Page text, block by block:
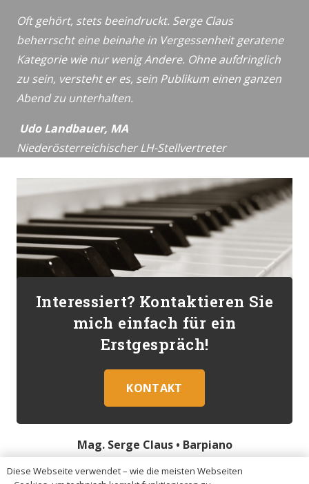
Oft gehört, stets beeindruckt. Serge Claus
beherrscht eine beinahe in Vergessenheit geratene
Kategorie wie nur wenig Andere. Ohne aufdringlich
zu sein, versteht er es, sein Publikum einen ganzen
Abend zu unterhalten.
Udo Landbauer, MA
Niederösterreichischer LH-Stellvertreter
Interessiert? Kontaktieren Sie
mich einfach für ein
Erstgespräch!
KONTAKT
Mag. Serge Claus • Barpiano
Diese Webseite verwendet – wie die meisten Webseiten